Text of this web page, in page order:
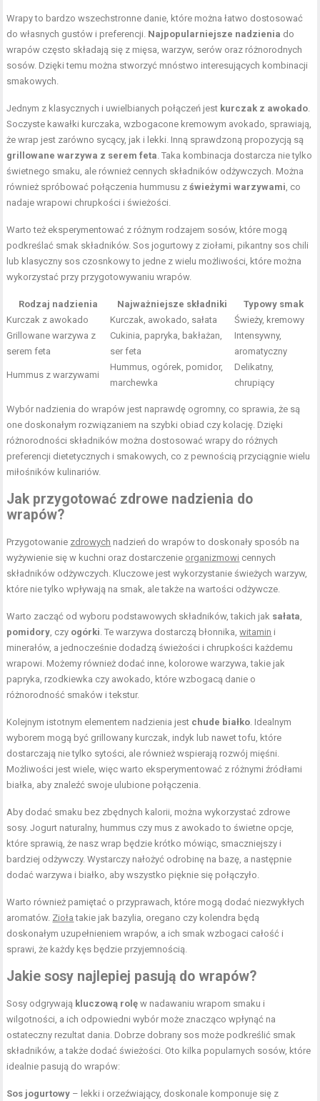
Wrapy to bardzo wszechstronne danie, które można łatwo dostosować
do własnych gustów i preferencji. Najpopularniejsze nadzienia do
wrapów często składają się z mięsa, warzyw, serów oraz różnorodnych
sosów. Dzięki temu można stworzyć mnóstwo interesujących kombinacji
smakowych.
Jednym z klasycznych i uwielbianych połączeń jest kurczak z awokado.
Soczyste kawałki kurczaka, wzbogacone kremowym avokado, sprawiają,
że wrap jest zarówno sycący, jak i lekki. Inną sprawdzoną propozycją są
grillowane warzywa z serem feta. Taka kombinacja dostarcza nie tylko
świetnego smaku, ale również cennych składników odżywczych. Można
również spróbować połączenia hummusu zświeżymi warzywami, co
nadaje wrapowi chrupkości i świeżości.
Warto też eksperymentować z różnym rodzajem sosów, które mogą
podkreślać smak składników. Sos jogurtowy z ziołami, pikantny sos chili
lub klasyczny sos czosnkowy to jedne z wielu możliwości, które można
wykorzystać przy przygotowywaniu wrapów.
Rodzaj nadzienia Najważniejsze składniki
Typowy smak
Kurczak z awokado
Kurczak, awokado, sałata
Świeży, kremowy
Grillowane warzywa z
serem feta
Cukinia, papryka, bakłażan,
ser feta
Intensywny,
aromatyczny
Hummus z warzywami
Hummus, ogórek, pomidor,
marchewka
Delikatny,
chrupiący
Wybór nadzienia do wrapów jest naprawdę ogromny, co sprawia, że są
one doskonałym rozwiązaniem na szybki obiad czy kolację. Dzięki
różnorodności składników można dostosować wrapy do różnych
preferencji dietetycznych i smakowych, co z pewnością przyciągnie wielu
miłośników kulinariów.
Jak przygotować zdrowe nadzienia do
wrapów?
Przygotowanie zdrowych nadzień do wrapów to doskonały sposób na
wyżywienie się w kuchni oraz dostarczenie organizmowi cennych
składników odżywczych. Kluczowe jest wykorzystanie świeżych warzyw,
które nie tylko wpływają na smak, ale także na wartości odżywcze.
Warto zacząć od wyboru podstawowych składników, takich jak sałata,
pomidory, czy ogórki. Te warzywa dostarczą błonnika,witamin i
minerałów, a jednocześnie dodadzą świeżości i chrupkości każdemu
wrapowi. Możemy również dodać inne, kolorowe warzywa, takie jak
papryka, rzodkiewka czy awokado, które wzbogacą danie o
różnorodność smaków i tekstur.
Kolejnym istotnym elementem nadzienia jest chude białko. Idealnym
wyborem mogą być grillowany kurczak, indyk lub nawet tofu, które
dostarczają nie tylko sytości, ale również wspierają rozwój mięśni.
Możliwości jest wiele, więc warto eksperymentować z różnymi źródłami
białka, aby znaleźć swoje ulubione połączenia.
Aby dodać smaku bez zbędnych kalorii, można wykorzystać zdrowe
sosy. Jogurt naturalny, hummus czy mus z awokado to świetne opcje,
które sprawią, że nasz wrap będzie krótko mówiąc, smaczniejszy i
bardziej odżywczy. Wystarczy nałożyć odrobinę na bazę, a następnie
dodać warzywa i białko, aby wszystko pięknie się połączyło.
Warto również pamiętać o przyprawach, które mogą dodać niezwykłych
aromatów. Zioła takie jak bazylia, oregano czy kolendra będą
doskonałym uzupełnieniem wrapów, a ich smak wzbogaci całość i
sprawi, że każdy kęs będzie przyjemnością.
Jakie sosy najlepiej pasują do wrapów?
Sosy odgrywają kluczową rolę w nadawaniu wrapom smaku i
wilgotności, a ich odpowiedni wybór może znacząco wpłynąć na
ostateczny rezultat dania. Dobrze dobrany sos może podkreślić smak
składników, a także dodać świeżości. Oto kilka popularnych sosów, które
idealnie pasują do wrapów:
Sos jogurtowy – lekki i orzeźwiający, doskonale komponuje się z